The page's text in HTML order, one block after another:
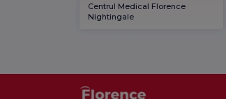
Centrul Medical Florence
Nightingale